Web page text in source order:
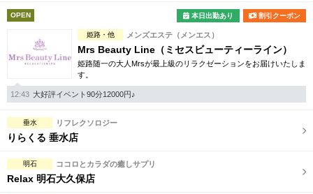
OPEN 本日出勤あり 割引クーポン
姫路・他 メンズエステ（メンエス）
Mrs Beauty Line（ミセスビューティーライン）
姫路随一の大人Mrsが最上級のリラクゼーションをお届けいたしま
す。
12:43 大好評イベント90分12000円♪
垂水 リフレクソロジー
りらくる 垂水店
明石 ココロとカラダの癒しサプリ
Relax 明石大久保店